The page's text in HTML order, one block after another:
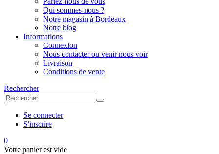
Qui sommes-nous ?
Notre magasin à Bordeaux
Notre blog
Informations
Connexion
Nous contacter ou venir nous voir
Livraison
Conditions de vente
Rechercher
Se connecter
S'inscrire
0
Votre panier est vide